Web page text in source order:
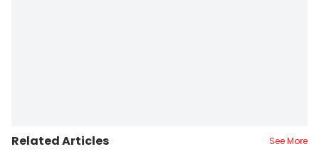
Related Articles See More